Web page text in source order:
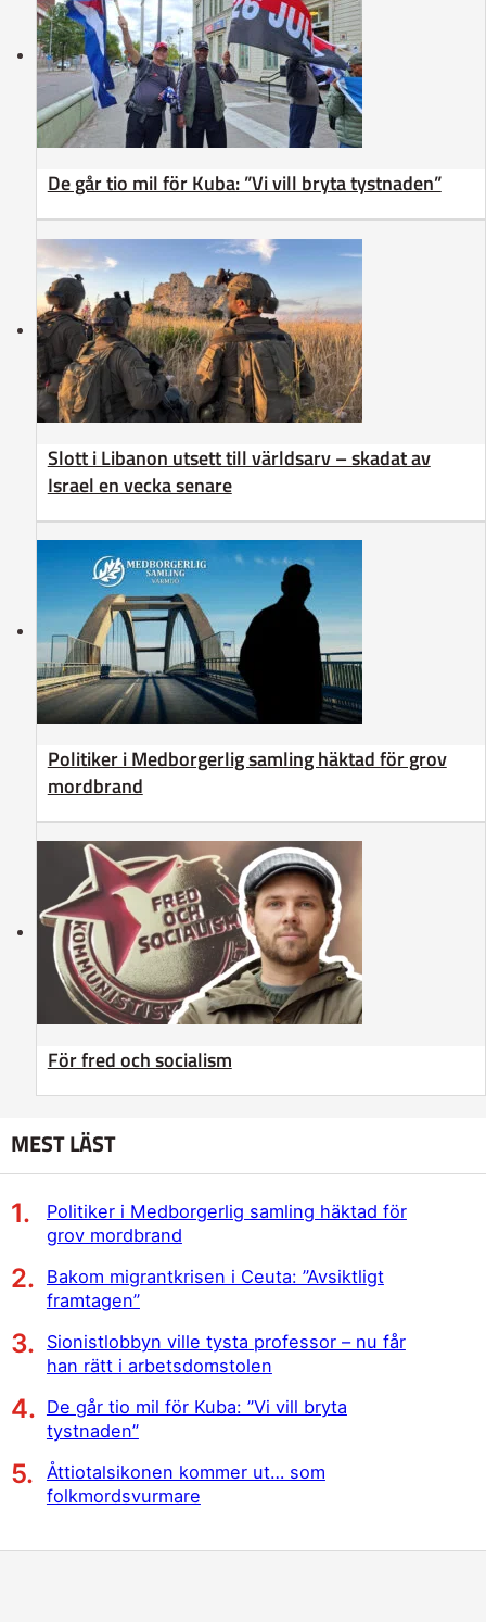
De går tio mil för Kuba: ”Vi vill bryta tystnaden”
Slott i Libanon utsett till världsarv – skadat av
Israel en vecka senare
Politiker i Medborgerlig samling häktad för grov
mordbrand
För fred och socialism
MEST LÄST
Politiker i Medborgerlig samling häktad för
grov mordbrand
Bakom migrantkrisen i Ceuta: ”Avsiktligt
framtagen”
Sionistlobbyn ville tysta professor – nu får
han rätt i arbetsdomstolen
De går tio mil för Kuba: ”Vi vill bryta
tystnaden”
Åttiotalsikonen kommer ut… som
folkmordsvurmare